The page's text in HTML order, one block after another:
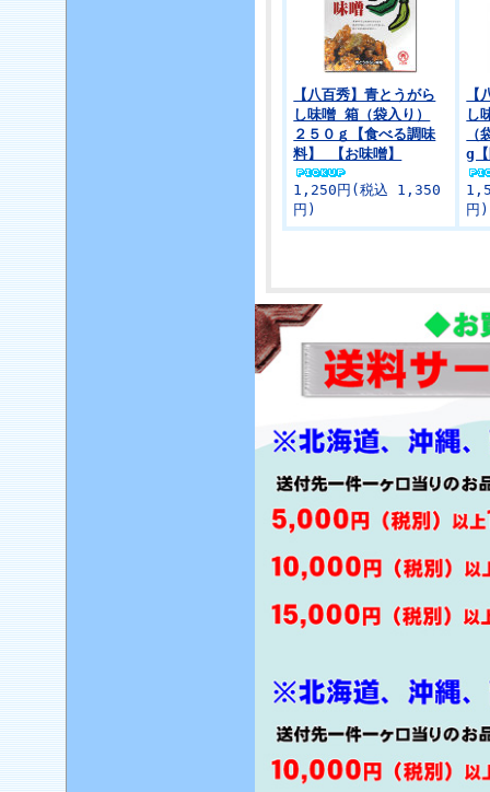
【八百秀】青とうがら
し味噌 箱（袋入り）
２５０ｇ【食べる調味
料】 【お味噌】
1,250円(税込 1,350
円)
し
g
円)